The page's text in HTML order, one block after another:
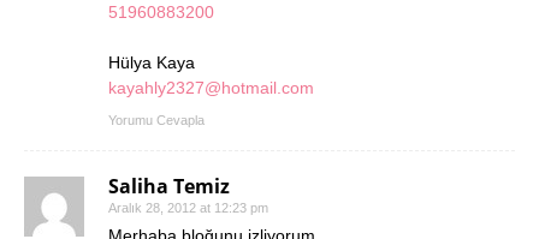
51960883200
Hülya Kaya
kayahly2327@hotmail.com
Yorumu Cevapla
Saliha Temiz
Aralık 28, 2012 at 12:23 pm